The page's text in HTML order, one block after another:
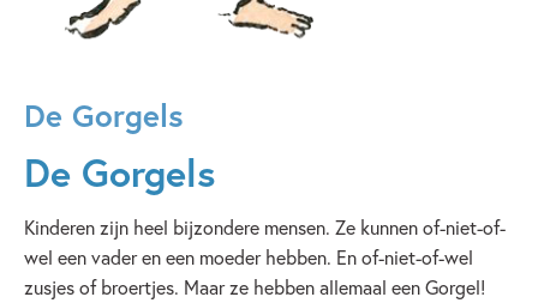
De Gorgels
De Gorgels
Kinderen zijn heel bijzondere mensen. Ze kunnen of-niet-of-
wel een vader en een moeder hebben. En of-niet-of-wel
zusjes of broertjes. Maar ze hebben allemaal een Gorgel!